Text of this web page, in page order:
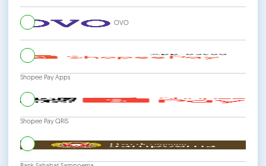
OVO
Shopee Pay Apps
Shopee Pay QRIS